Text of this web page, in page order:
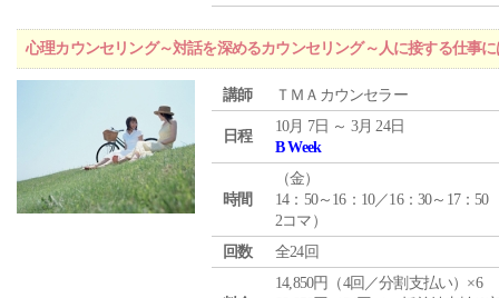
心理カウンセリング～対話を深めるカウンセリング～人に接する仕事
講師 ＴＭＡカウンセラー
日程
10月 7日 ～ 3月 24日
B Week
時間
（金）
14：50～16：10／16：30～17：50
2コマ）
回数
全24回
14,850円（4回／分割支払い）×6